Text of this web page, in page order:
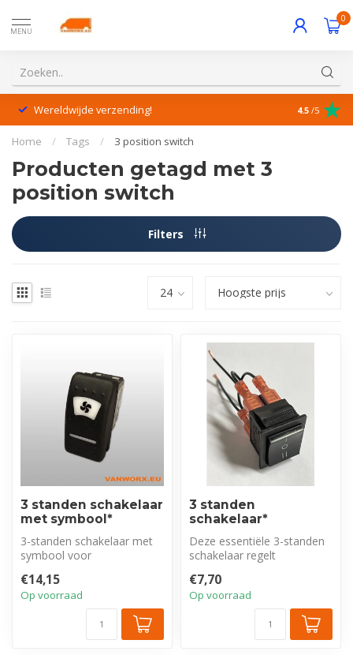
MENU
0
Wereldwijde verzending! 4.5 /5
Home / Tags / 3 position switch
Producten getagd met 3
position switch
Filters
3 standen schakelaar
met symbool*
3-standen schakelaar met
symbool voor
aanzuigen of...
€14,15
Op voorraad
3 standen
schakelaar*
Deze essentiële 3-standen
schakelaar regelt
uw ventila...
€7,70
Op voorraad